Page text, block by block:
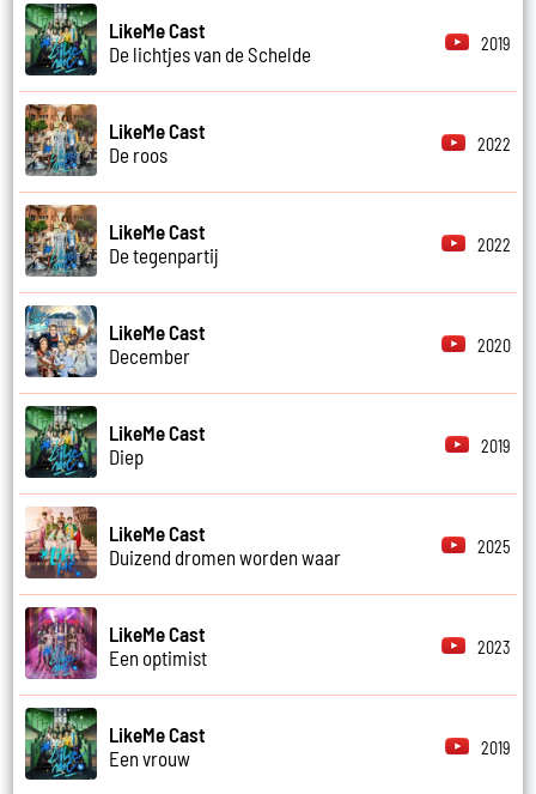
LikeMe Cast
De lichtjes van de Schelde
2019
LikeMe Cast
De roos
2022
LikeMe Cast
De tegenpartij
2022
LikeMe Cast
December
2020
LikeMe Cast
Diep
2019
LikeMe Cast
Duizend dromen worden waar
2025
LikeMe Cast
Een optimist
2023
LikeMe Cast
Een vrouw
2019